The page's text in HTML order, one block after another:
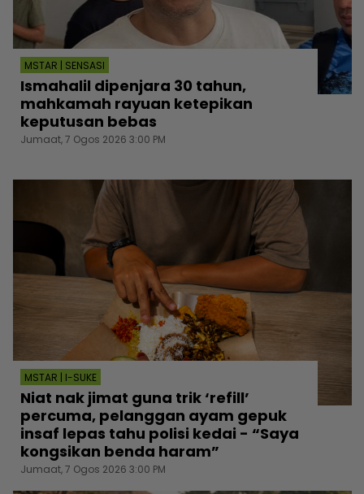
MSTAR | SENSASI
Ismahalil dipenjara 30 tahun,
mahkamah rayuan ketepikan
keputusan bebas
Jumaat, 7 Ogos 2026 3:00 PM
MSTAR | I-SUKE
Niat nak jimat guna trik ‘refill’
percuma, pelanggan ayam gepuk
insaf lepas tahu polisi kedai - “Saya
kongsikan benda haram”
Jumaat, 7 Ogos 2026 3:00 PM